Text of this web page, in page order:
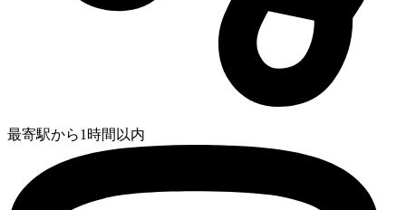
最寄駅から1時間以内